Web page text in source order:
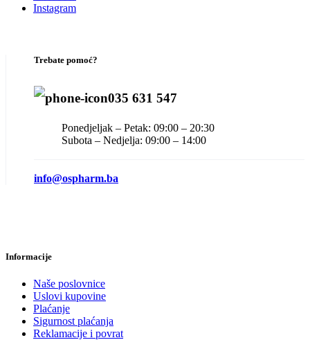
Instagram
Trebate pomoć?
035 631 547
Ponedjeljak – Petak: 09:00 – 20:30
Subota – Nedjelja: 09:00 – 14:00
info@ospharm.ba
Informacije
Naše poslovnice
Uslovi kupovine
Plaćanje
Sigurnost plaćanja
Reklamacije i povrat